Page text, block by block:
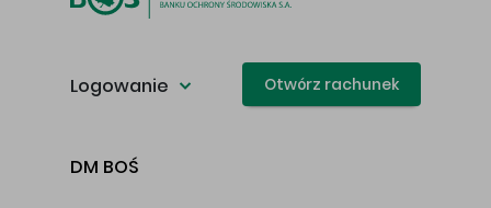
Logowanie Otwórz rachunek
DM BOŚ